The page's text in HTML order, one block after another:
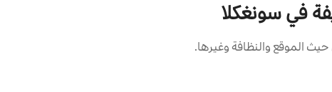
في سونغكلا
الموقع والنظافة وغيرها.